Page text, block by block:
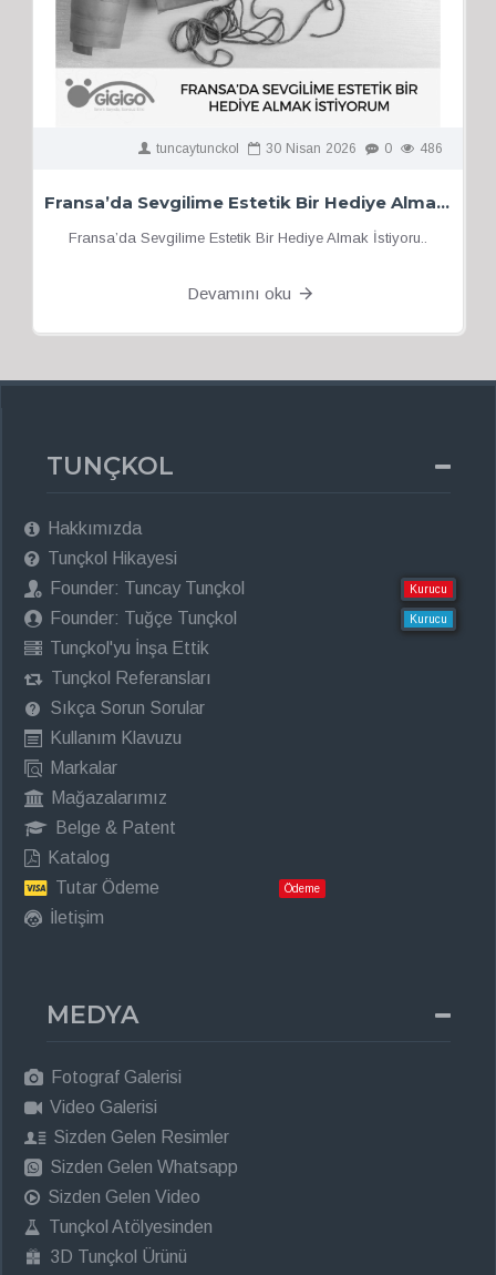
tuncaytunckol 30 Nisan 2026 0 486
Fransa’da Sevgilime Estetik Bir Hediye Almak İstiyorum
Fransa’da Sevgilime Estetik Bir Hediye Almak İstiyoru..
Devamını oku
TUNÇKOL
Hakkımızda
Tunçkol Hikayesi
Founder: Tuncay Tunçkol
Kurucu
Founder: Tuğçe Tunçkol Kurucu
Tunçkol'yu İnşa Ettik
Tunçkol Referansları
Sıkça Sorun Sorular
Kullanım Klavuzu
Markalar
Mağazalarımız
Belge & Patent
Katalog
Tutar Ödeme
Ödeme
İletişim
MEDYA
Fotograf Galerisi
Video Galerisi
Sizden Gelen Resimler
Sizden Gelen Whatsapp
Sizden Gelen Video
Tunçkol Atölyesinden
3D Tunçkol Ürünü